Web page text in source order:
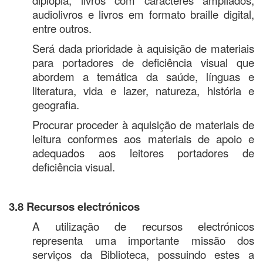
audiolivros e livros em formato braille digital,
entre outros.
Será dada prioridade à aquisição de materiais
para portadores de deficiência visual que
abordem a temática da saúde, línguas e
literatura, vida e lazer, natureza, história e
geografia.
Procurar proceder à aquisição de materiais de
leitura conformes aos materiais de apoio e
adequados aos leitores portadores de
deficiência visual.
3.8 Recursos electrónicos
A utilização de recursos electrónicos
representa uma importante missão dos
serviços da Biblioteca, possuindo estes a